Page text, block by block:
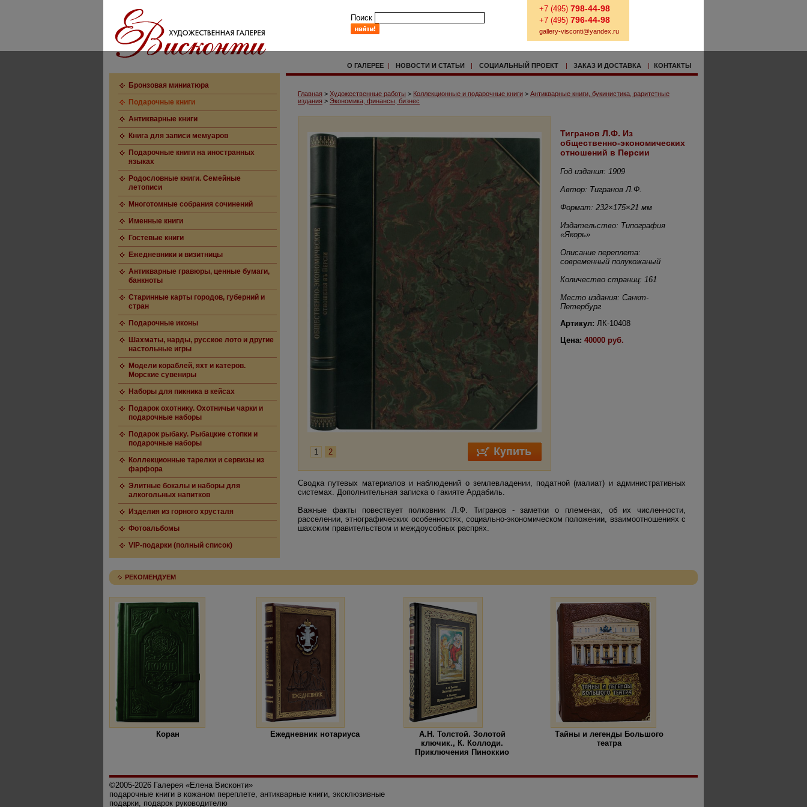
Поиск
+7 (495) 798-44-98
+7 (495) 796-44-98
gallery-visconti@yandex.ru
О ГАЛЕРЕЕ | НОВОСТИ И СТАТЬИ | СОЦИАЛЬНЫЙ ПРОЕКТ | ЗАКАЗ И ДОСТАВКА | КОНТАКТЫ
Бронзовая миниатюра
Подарочные книги
Антикварные книги
Книга для записи мемуаров
Подарочные книги на иностранных
языках
Родословные книги. Семейные
летописи
Многотомные собрания сочинений
Именные книги
Гостевые книги
Ежедневники и визитницы
Антикварные гравюры, ценные бумаги,
банкноты
Старинные карты городов, губерний и
стран
Подарочные иконы
Шахматы, нарды, русское лото и другие
настольные игры
Модели кораблей, яхт и катеров.
Морские сувениры
Наборы для пикника в кейсах
Подарок охотнику. Охотничьи чарки и
подарочные наборы
Подарок рыбаку. Рыбацкие стопки и
подарочные наборы
Коллекционные тарелки и сервизы из
фарфора
Элитные бокалы и наборы для
алкогольных напитков
Изделия из горного хрусталя
Фотоальбомы
VIP-подарки (полный список)
Главная > Художественные работы > Коллекционные и подарочные книги > Антикварные книги, букинистика, раритетные
издания > Экономика, финансы, бизнес
1 2
Тигранов Л.Ф. Из
общественно-экономических
отношений в Персии
Год издания: 1909
Автор: Тигранов Л.Ф.
Формат: 232×175×21 мм
Издательство: Типография
«Якорь»
Описание переплета:
современный полукожаный
Количество страниц: 161
Место издания: Санкт-
Петербург
Артикул: ЛК-10408
Цена: 40000 руб.
Сводка путевых материалов и наблюдений о землевладении, податной (малиат) и административных
системах. Дополнительная записка о гакияте Ардабиль.
Важные факты повествует полковник Л.Ф. Тигранов - заметки о племенах, об их численности,
расселении, этнографических особенностях, социально-экономическом положении, взаимоотношениях с
шахским правительством и междоусобных распрях.
РЕКОМЕНДУЕМ
Коран Ежедневник нотариуса
А.Н. Толстой. Золотой
ключик., К. Коллоди.
Приключения Пиноккио
Тайны и легенды Большого
театра
©2005-2026 Галерея «Елена Висконти»
подарочные книги в кожаном переплете, антикварные книги, эксклюзивные
подарки, подарок руководителю